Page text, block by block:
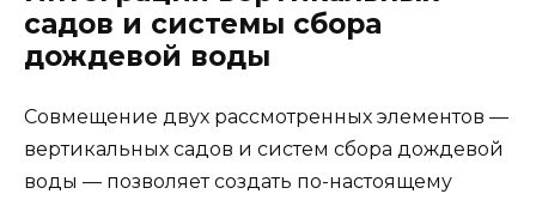
садов и системы сбора
дождевой воды
Совмещение двух рассмотренных элементов —
вертикальных садов и систем сбора дождевой
воды — позволяет создать по-настоящему